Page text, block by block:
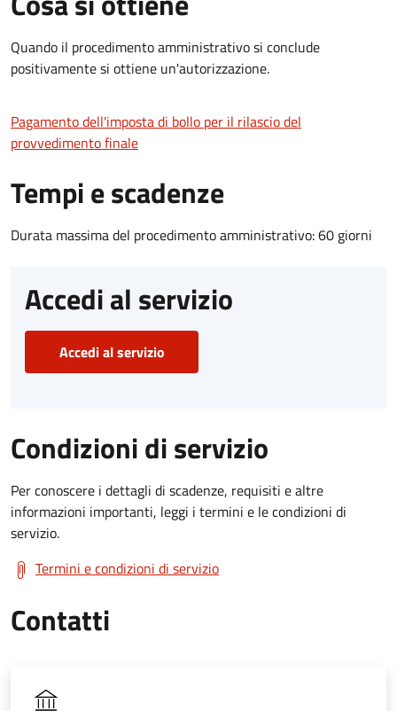
Quando il procedimento amministrativo si conclude
positivamente si ottiene un'autorizzazione.
Pagamento dell'imposta di bollo per il rilascio del
provvedimento finale
Tempi e scadenze
Durata massima del procedimento amministrativo: 60 giorni
Accedi al servizio
Accedi al servizio
Condizioni di servizio
Per conoscere i dettagli di scadenze, requisiti e altre
informazioni importanti, leggi i termini e le condizioni di
servizio.
Termini e condizioni di servizio
Contatti